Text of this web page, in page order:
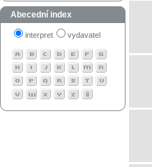
Abecední index
interpret vydavatel